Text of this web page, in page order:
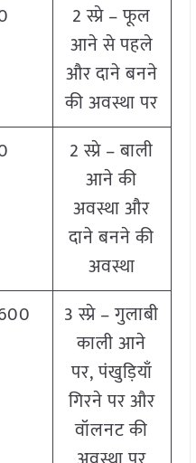
2 स्प्रे – फूल
आने से पहले
और दाने बनने
की अवस्था पर
2 स्प्रे – बाली
आने की
अवस्था और
दाने बनने की
अवस्था
3 स्प्रे – गुलाबी
काली आने
पर, पंखुड़ियाँ
गिरने पर और
वॉलनट की